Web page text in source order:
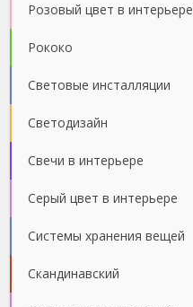
Розовый цвет в интерьере
Рококо
Световые инсталляции
Светодизайн
Свечи в интерьере
Серый цвет в интерьере
Системы хранения вещей
Скандинавский